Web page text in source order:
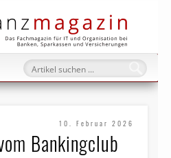
10. Februar 2026
Bankingclub